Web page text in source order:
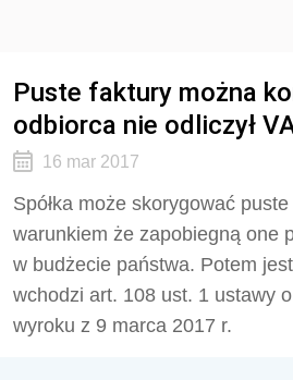
Puste faktury można
odbiorca nie odliczył
16 mar 2017
Spółka może skorygować
warunkiem że zapobiegną one
w budżecie państwa. Potem
wchodzi art. 108 ust. 1 ustawy
wyroku z 9 marca 2017 r.